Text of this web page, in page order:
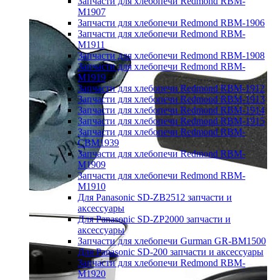
M1907
Запчасти для хлебопечи Redmond RBM-1906
Запчасти для хлебопечи Redmond RBM-
M1911
Запчасти для хлебопечи Redmond RBM-1908
Запчасти для хлебопечи Redmond RBM-
M1919
Запчасти для хлебопечи Redmond RBM-1912
Запчасти для хлебопечи Redmond RBM-1913
Запчасти для хлебопечи Redmond RBM-1914
Запчасти для хлебопечи Redmond RBM-1915
Запчасти для хлебопечи Redmond RBM-
CBM1939
Запчасти для хлебопечи Redmond RBM-
M1909
Запчасти для хлебопечи Redmond RBM-
M1910
Для Panasonic SD-ZB2512 запчасти и
аксессуары
Для Panasonic SD-ZP2000 запчасти и
аксессуары
Запчасти для хлебопечи Gurman GR-BM1500
Для Panasonic SD-200 запчасти и аксессуары
Запчасти для хлебопечи Redmond RBM-
M1920